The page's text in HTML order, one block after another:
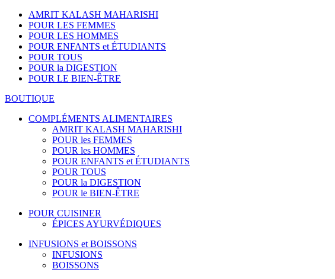
AMRIT KALASH MAHARISHI
POUR LES FEMMES
POUR LES HOMMES
POUR ENFANTS et ÉTUDIANTS
POUR TOUS
POUR la DIGESTION
POUR LE BIEN-ÊTRE
BOUTIQUE
COMPLÉMENTS ALIMENTAIRES
AMRIT KALASH MAHARISHI
POUR les FEMMES
POUR les HOMMES
POUR ENFANTS et ÉTUDIANTS
POUR TOUS
POUR la DIGESTION
POUR le BIEN-ÊTRE
POUR CUISINER
ÉPICES AYURVÉDIQUES
INFUSIONS et BOISSONS
INFUSIONS
BOISSONS